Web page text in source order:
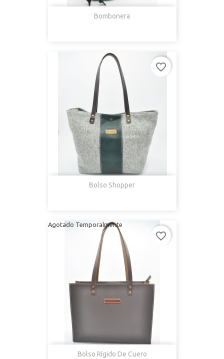
Bombonera
Bolso Shopper
favorite_border
Bolso Rígido De Cuero
Agotado Temporalmente
favorite_border